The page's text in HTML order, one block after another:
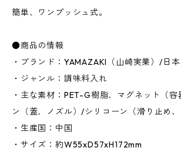
簡単、ワンプッシュ式。
●商品の情報
・ブランド：YAMAZAKI（山崎実業）/日本
・ジャンル：調味料入れ
・主な素材：PET-G樹脂、マグネット（
ン（蓋、ノズル）/シリコーン（滑り止め、
・生産国：中国
・サイズ：約W55xD57xH172mm